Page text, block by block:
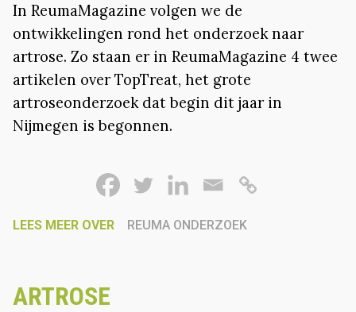
In ReumaMagazine volgen we de
ontwikkelingen rond het onderzoek naar
artrose. Zo staan er in ReumaMagazine 4 twee
artikelen over TopTreat, het grote
artroseonderzoek dat begin dit jaar in
Nijmegen is begonnen.
LEES MEER OVER REUMA ONDERZOEK
ARTROSE